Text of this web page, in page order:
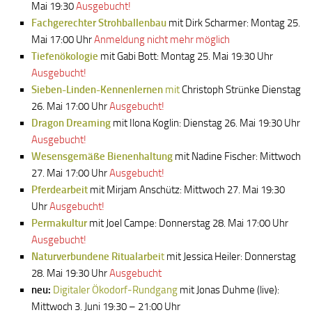
Mai 19:30Ausgebucht!
Fachgerechter Strohballenbau mit Dirk Scharmer: Montag 25.
Mai 17:00 UhrAnmeldung nicht mehr möglich
Tiefenökologie mit Gabi Bott: Montag 25. Mai 19:30 Uhr
Ausgebucht!
Sieben-Linden-Kennenlernen mit Christoph Strünke Dienstag
26. Mai 17:00 UhrAusgebucht!
Dragon Dreaming mit Ilona Koglin: Dienstag 26. Mai 19:30 Uhr
Ausgebucht!
Wesensgemäße Bienenhaltung mit Nadine Fischer: Mittwoch
27. Mai 17:00 UhrAusgebucht!
Pferdearbeit mit Mirjam Anschütz: Mittwoch 27. Mai 19:30
UhrAusgebucht!
Permakulturmit Joel Campe: Donnerstag 28. Mai 17:00 Uhr
Ausgebucht!
Naturverbundene Ritualarbeit mit Jessica Heiler: Donnerstag
28. Mai 19:30 UhrAusgebucht
neu: Digitaler Ökodorf-Rundgang mit Jonas Duhme (live):
Mittwoch 3. Juni 19:30 – 21:00 Uhr